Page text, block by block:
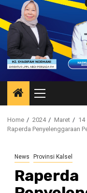
Primary
Menu
Home 2024 Maret
14
Raperda Penyelenggaraan
News Provinsi Kalsel
Raperda